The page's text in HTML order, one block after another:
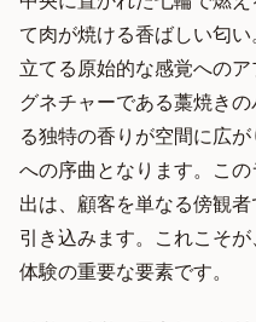
て肉が焼ける香ばしい匂
立てる原始的な感覚への
グネチャーである藁焼き
る独特の香りが空間に広
への序曲となります。こ
出は、顧客を単なる傍観
引き込みます。これこそ
体験の重要な要素です。